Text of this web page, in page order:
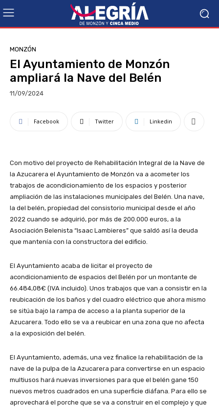
MONZÓN
El Ayuntamiento de Monzón
ampliará la Nave del Belén
11/09/2024
Facebook Twitter Linkedin
Con motivo del proyecto de Rehabilitación Integral de la Nave de
la Azucarera el Ayuntamiento de Monzón va a acometer los
trabajos de acondicionamiento de los espacios y posterior
ampliación de las instalaciones municipales del Belén. Una nave,
la del belén, propiedad del consistorio municipal desde el año
2022 cuando se adquirió, por más de 200.000 euros, a la
Asociación Belenista “Isaac Lambieres” que saldó así la deuda
que mantenía con la constructora del edificio.
El Ayuntamiento acaba de licitar el proyecto de
acondicionamiento de espacios del Belén por un montante de
66.484,08€ (IVA incluido). Unos trabajos que van a consistir en la
reubicación de los baños y del cuadro eléctrico que ahora mismo
se sitúa bajo la rampa de acceso a la planta superior de la
Azucarera. Todo ello se va a reubicar en una zona que no afecta
a la exposición del belén.
El Ayuntamiento, además, una vez finalice la rehabilitación de la
nave de la pulpa de la Azucarera para convertirse en un espacio
multiusos hará nuevas inversiones para que el belén gane 150
nuevos metros cuadrados en una superficie diáfana. Para ello se
aprovechará el porche que se va a construir en el complejo y que